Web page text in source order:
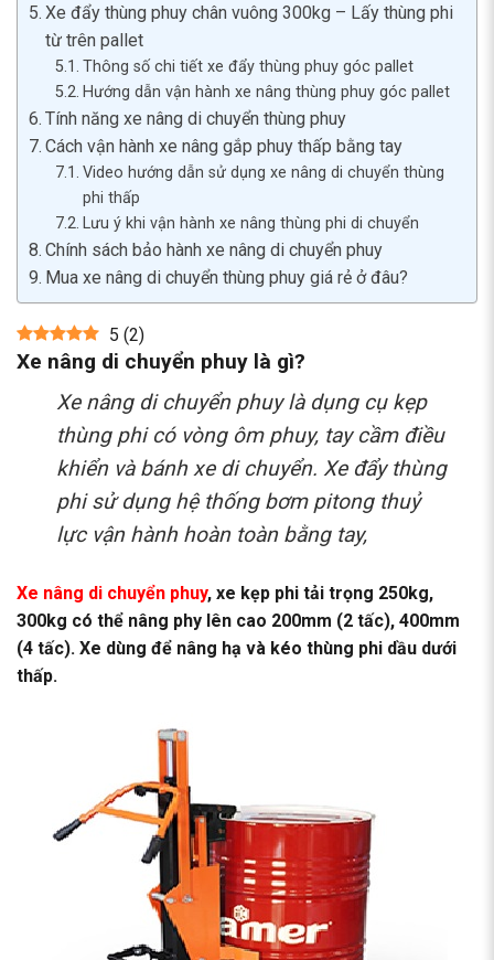
Xe đẩy thùng phuy chân vuông 300kg – Lấy thùng phi
từ trên pallet
Thông số chi tiết xe đẩy thùng phuy góc pallet
Hướng dẫn vận hành xe nâng thùng phuy góc pallet
Tính năng xe nâng di chuyển thùng phuy
Cách vận hành xe nâng gắp phuy thấp bằng tay
Video hướng dẫn sử dụng xe nâng di chuyển thùng
phi thấp
Lưu ý khi vận hành xe nâng thùng phi di chuyển
Chính sách bảo hành xe nâng di chuyển phuy
Mua xe nâng di chuyển thùng phuy giá rẻ ở đâu?
5 (2)
Xe nâng di chuyển phuy là gì?
Xe nâng di chuyển phuy là dụng cụ kẹp
thùng phi có vòng ôm phuy, tay cầm điều
khiển và bánh xe di chuyển. Xe đẩy thùng
phi sử dụng hệ thống bơm pitong thuỷ
lực vận hành hoàn toàn bằng tay,
Xe nâng di chuyển phuy, xe kẹp phi tải trọng 250kg,
300kg có thể nâng phy lên cao 200mm (2 tấc), 400mm
(4 tấc). Xe dùng để nâng hạ và kéo thùng phi dầu dưới
thấp.